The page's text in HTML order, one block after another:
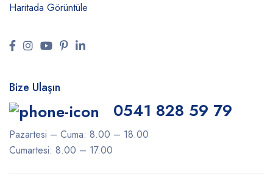
Haritada Görüntüle
Bize Ulaşın
0541 828 59 79
Pazartesi – Cuma: 8.00 – 18.00
Cumartesi: 8.00 – 17.00